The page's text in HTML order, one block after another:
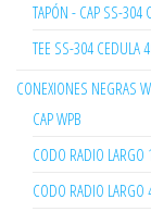
TAPÓN - CAP SS-304
TEE SS-304 CEDULA
CONEXIONES NEGRAS
CAP WPB
CODO RADIO LARGO
CODO RADIO LARGO